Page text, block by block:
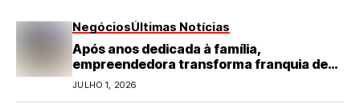
NegóciosÚltimas Notícias
Após anos dedicada à família,
empreendedora transforma franquia de
turismo em negócio de destaque no RN
JULHO 1, 2026